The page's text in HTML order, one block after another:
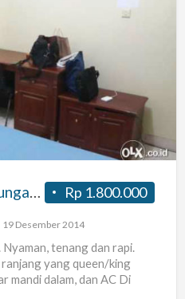
Rp 1.800.000
Kamar Kost Di Bendungan Hilir Jakarta Pusat
19 Desember 2014
tenang dan rapi.
ranjang yang queen/king
mandi dalam, dan AC Di